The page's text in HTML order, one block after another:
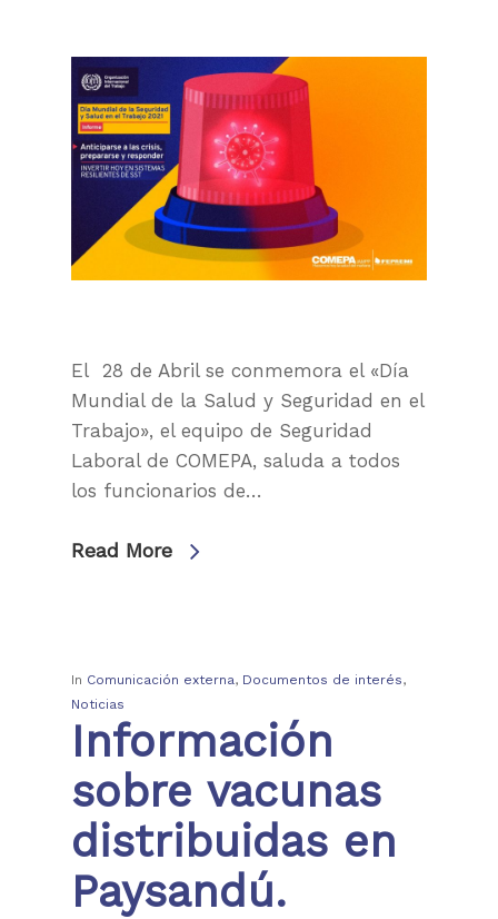
El 28 de Abril se conmemora el «Día
Mundial de la Salud y Seguridad en el
Trabajo», el equipo de Seguridad
Laboral de COMEPA, saluda a todos
los funcionarios de…
Read More
In Comunicación externa, Documentos de interés,
Noticias
Información
sobre vacunas
distribuidas en
Paysandú.